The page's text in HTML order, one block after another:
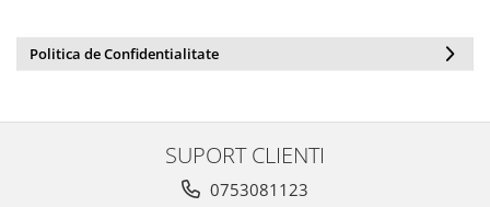
Politica de Confidentialitate
SUPORT CLIENTI
0753081123